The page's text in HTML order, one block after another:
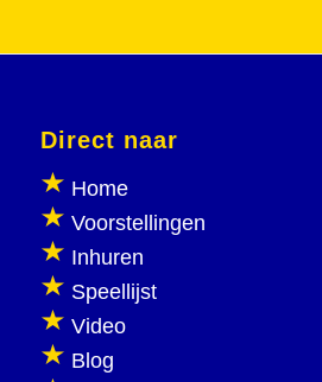
Direct naar
Home
Voorstellingen
Inhuren
Speellijst
Video
Blog